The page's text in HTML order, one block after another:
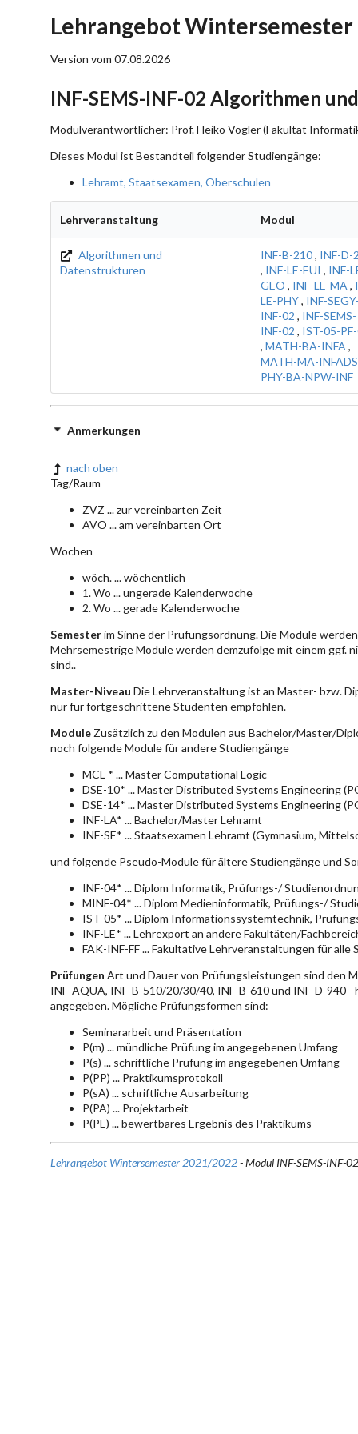
Lehrangebot Wintersemester
Version vom 07.08.2026
INF-SEMS-INF-02 Algorithmen
Modulverantwortlicher: Prof. Heiko Vogler (Fakultät
Dieses Modul ist Bestandteil folgender Studiengänge:
Lehramt, Staatsexamen, Oberschulen
Lehrveranstaltung Modul
Algorithmen und
Datenstrukturen
INF-B-210, INF-D-
, INF-LE-EUI , INF-
GEO , INF-LE-MA ,
LE-PHY, INF-
INF-02 , INF-SEMS-
INF-02 , IST-05-
, MATH-BA-INFA ,
MATH-MA-INFADS
PHY-BA-NPW-INF
Anmerkungen
nach oben
Tag/Raum
ZVZ ... zur vereinbarten Zeit
AVO ... am vereinbarten Ort
Wochen
wöch. ... wöchentlich
1. Wo ... ungerade Kalenderwoche
2. Wo ... gerade Kalenderwoche
Semesterim Sinne der Prüfungsordnung. Die Module
Mehrsemestrige Module werden demzufolge mit einem ggf.
sind..
Master-Niveau Die Lehrveranstaltung ist an Master- bzw.
nur für fortgeschrittene Studenten empfohlen.
Module Zusätzlich zu den Modulen aus Bachelor/Master/
noch folgende Module für andere Studiengänge
MCL-* ... Master Computational Logic
DSE-10* ... Master Distributed Systems Engineering
DSE-14* ... Master Distributed Systems Engineering
INF-LA* ... Bachelor/Master Lehramt
INF-SE* ... Staatsexamen Lehramt (Gymnasium,
und folgende Pseudo-Module für ältere Studiengänge und
INF-04* ... Diplom Informatik, Prüfungs-/
MINF-04* ... Diplom Medieninformatik, Prüfungs-/
IST-05* ... Diplom Informationssystemtechnik,
INF-LE* ... Lehrexport an andere Fakultäten/
FAK-INF-FF ... Fakultative Lehrveranstaltungen für
Prüfungen Art und Dauer von Prüfungsleistungen sind den
INF-AQUA, INF-B-510/20/30/40, INF-B-610 und INF-D-940
angegeben. Mögliche Prüfungsformen sind:
Seminararbeit und Präsentation
P(m) ... mündliche Prüfung im angegebenen Umfang
P(s) ... schriftliche Prüfung im angegebenen Umfang
P(PP) ... Praktikumsprotokoll
P(sA) ... schriftliche Ausarbeitung
P(PA) ... Projektarbeit
P(PE) ... bewertbares Ergebnis des Praktikums
Lehrangebot Wintersemester 2021/2022- Modul INF-SEMS-INF-02